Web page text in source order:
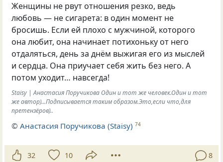
Женщины не рвут отношения резко, ведь
любовь — не сигарета: в один момент не
бросишь. Если ей плохо с мужчиной, которого
она любит, она начинает потихоньку от него
отдаляться, день за днём выжигая его из мыслей
и сердца. Она приучает себя жить без него. А
потом уходит… навсегда!
Staisy | Анастасия Поручикова Один и тот же человек.Один и тот
же автор)...Подписывается таким образом.Это,если что,для
претензёров)..
©Анастасия Поручикова (Staisy) 74
32 10 8